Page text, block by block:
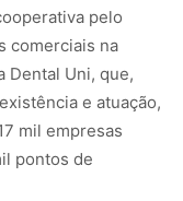
pelo
comerciais na
Dental Uni, que,
e atuação,
mil empresas
pontos de